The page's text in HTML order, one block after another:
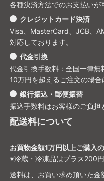
各種決済方法でのお支払いが
クレジットカード決済
Visa、MasterCard、JCB、
対応しております。
代金引換
代金引換手数料：全国一律無
10万円を超えるご注文の場合
銀行振込・郵便振替
振込手数料はお客様のご負担
配送料について
お買物金額1万円以上ご購入
※冷蔵・冷凍品はプラス200円
送料は、お買い求め頂いた金